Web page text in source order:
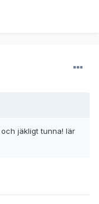
jäkligt tunna! lär